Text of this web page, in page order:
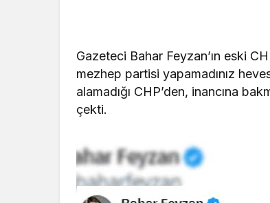
Gazeteci Bahar Feyzan’ın eski
mezhep partisi yapamadınız
alamadığı CHP’den, inancına
çekti.